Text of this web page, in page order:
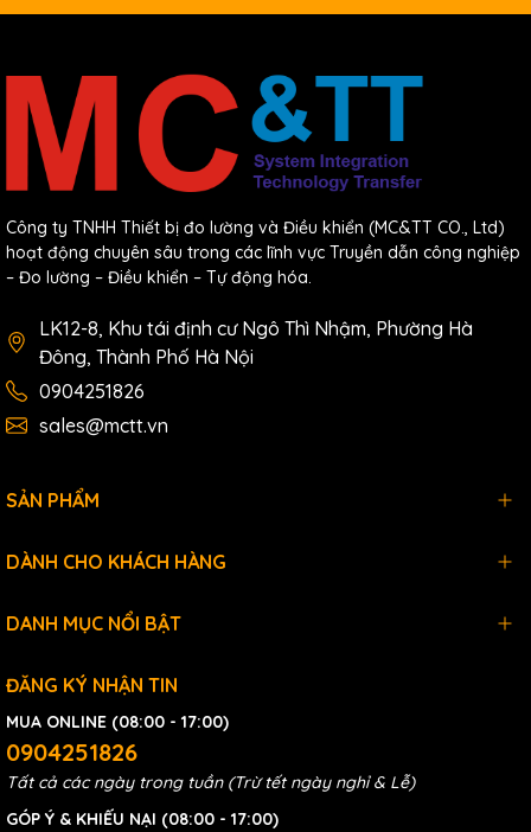
Công ty TNHH Thiết bị đo lường và Điều khiển (MC&TT CO., Ltd)
hoạt động chuyên sâu trong các lĩnh vực Truyền dẫn công nghiệp
– Đo lường – Điều khiển – Tự động hóa.
LK12-8, Khu tái định cư Ngô Thì Nhậm, Phường Hà
Đông, Thành Phố Hà Nội
0904251826
sales@mctt.vn
SẢN PHẨM
DÀNH CHO KHÁCH HÀNG
DANH MỤC NỔI BẬT
ĐĂNG KÝ NHẬN TIN
MUA ONLINE (08:00 - 17:00)
0904251826
Tất cả các ngày trong tuần (Trừ tết ngày nghỉ & Lễ)
GÓP Ý & KHIẾU NẠI (08:00 - 17:00)